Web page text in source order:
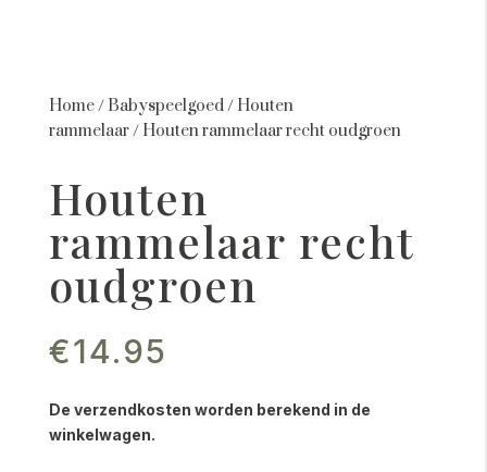
Home/ Babyspeelgoed/ Houten
rammelaar/ Houten rammelaar recht oudgroen
Houten
rammelaar recht
oudgroen
€14.95
De verzendkosten worden berekend in de
winkelwagen.